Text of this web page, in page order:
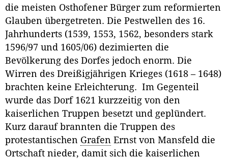
die meisten Osthofener Bürger zum reformierten
Glauben übergetreten. Die Pestwellen des 16.
Jahrhunderts (1539, 1553, 1562, besonders stark
1596/97 und 1605/06) dezimierten die
Bevölkerung des Dorfes jedoch enorm. Die
Wirren des Dreißigjährigen Krieges (1618 – 1648)
brachten keine Erleichterung. Im Gegenteil
wurde das Dorf 1621 kurzzeitig von den
kaiserlichen Truppen besetzt und geplündert.
Kurz darauf brannten die Truppen des
protestantischen Grafen Ernst von Mansfeld die
Ortschaft nieder, damit sich die kaiserlichen